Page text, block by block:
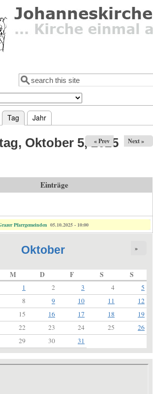
Suchformular
Suche
Tag (aktiver Reiter)
Jahr
Oktober 5, 2025
« Prev Next »
Einträge
Pfarrgemeinden 05.10.2025 - 10:00
Oktober »
M D F S S
1 2 3 4
5
8 9 10 11
12
15 16 17 18
19
22 23 24 25
26
29 30 31